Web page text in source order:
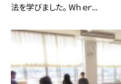
法を学びました。 Wｈｅｒ...